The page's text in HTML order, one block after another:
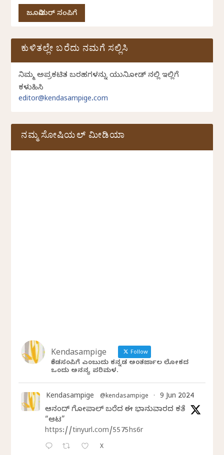
ಜೂನಿಯರ್ ಸಂಪಿಗೆ
ಕುಳಿತಲ್ಲೇ ಬರೆದು ನಮಗೆ ಸಲ್ಲಿಸಿ
ನಿಮ್ಮ ಅಪ್ರಕಟಿತ ಬರಹಗಳನ್ನು ಯುನಿಕೋಡ್ ನಲ್ಲಿ ಇಲ್ಲಿಗೆ
ಕಳುಹಿಸಿ
editor@kendasampige.com
ನಮ್ಮ ಸೋಷಿಯಲ್‌ ಮೀಡಿಯಾ
Kendasampige Follow
ಕೆಂಡಸಂಪಿಗೆ ಎಂಬುದು ಕನ್ನಡ ಅಂತರ್ಜಾಲ ಲೋಕದ
ಒಂದು ಅನನ್ಯ ಪರಿಮಳ.
Kendasampige @kendasampige · 9 Jun 2024
ಆನಂದ್‌ ಗೋಪಾಲ್‌ ಬರೆದ ಈ ಭಾನುವಾರದ ಕತೆ
“ಆಟ”
https://tinyurl.com/5575hs6r
X